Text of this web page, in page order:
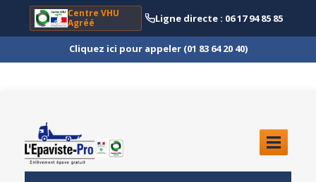
Centre VHU
Agréé
Ligne directe : 06 17 94 85 85
Cliquez ici pour appeler (01 83 64 20 40)